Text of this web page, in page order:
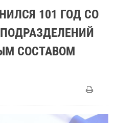
101 ГОД СО
СОСТАВОМ